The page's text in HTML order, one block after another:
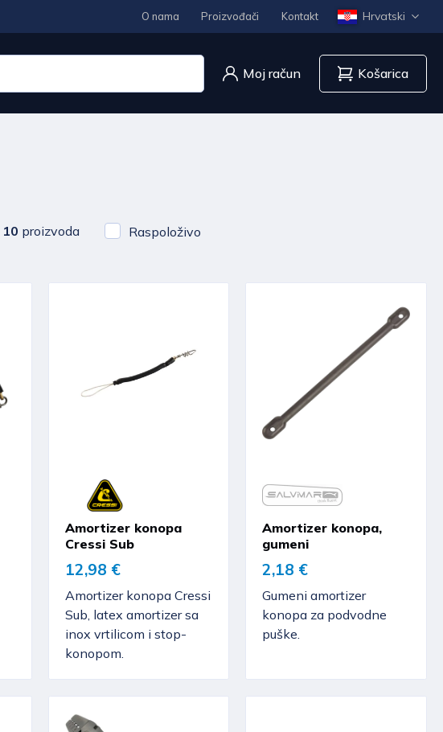
O nama Proizvođači Kontakt Hrvatski
Moj račun Košarica
10 proizvoda Raspoloživo
Amortizer konopa
Cressi Sub
12,98 €
Amortizer konopa Cressi
Sub, latex amortizer sa
inox vrtilicom i stop-
konopom.
Amortizer konopa,
gumeni
2,18 €
Gumeni amortizer
konopa za podvodne
puške.